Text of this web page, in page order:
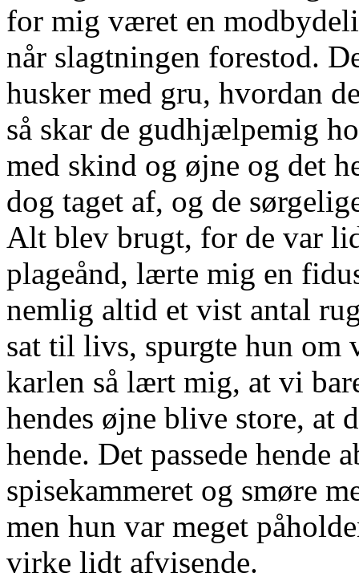
for mig været en
når slagtningen forestod.
husker med gru, hvordan
så skar de gudhjælpemig
med skind og øjne og det
dog taget af, og de
Alt blev brugt, for de var
plageånd, lærte mig en
nemlig altid et vist antal
sat til livs, spurgte hun om
karlen så lært mig, at vi
hendes øjne blive store, at
hende. Det passede hende
spisekammeret og smøre
men hun var meget
virke lidt afvisende.